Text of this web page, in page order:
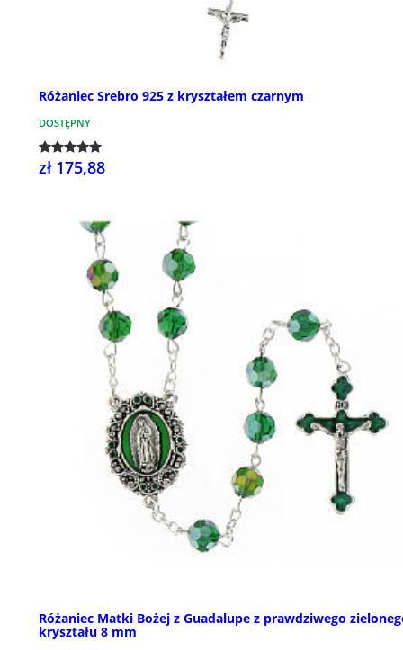
Różaniec Srebro 925 z kryształem czarnym
DOSTĘPNY
zł 175,88
Różaniec Matki Bożej z Guadalupe z prawdziwego
kryształu 8 mm